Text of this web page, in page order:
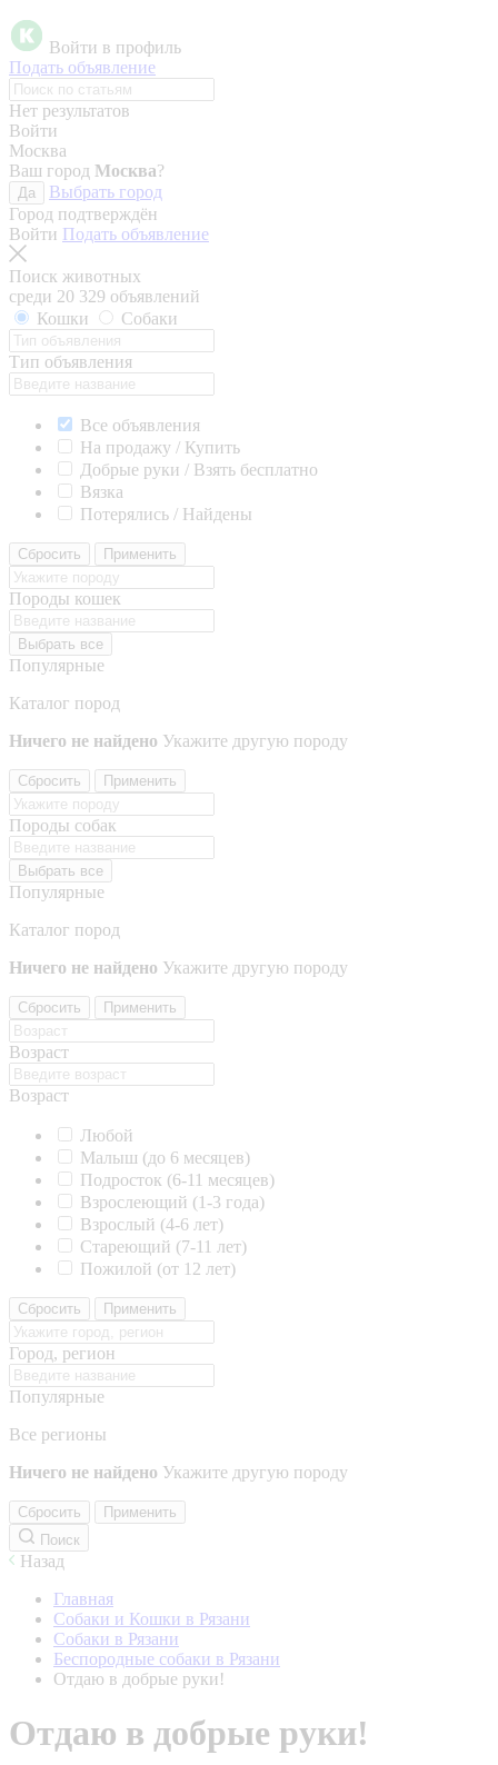
Войти в профиль
Подать объявление
Нет результатов
Войти
Москва
Ваш город Москва?
Да
Выбрать город
Город подтверждён
Войти Подать объявление
Поиск животных
среди 20 329 объявлений
Кошки
Собаки
Тип объявления
Все объявления
На продажу / Купить
Добрые руки / Взять бесплатно
Вязка
Потерялись / Найдены
Сбросить Применить
Породы кошек
Выбрать все
Популярные
Каталог пород
Ничего не найдено Укажите другую породу
Сбросить Применить
Породы собак
Выбрать все
Популярные
Каталог пород
Ничего не найдено Укажите другую породу
Сбросить Применить
Возраст
Возраст
Любой
Малыш (до 6 месяцев)
Подросток (6-11 месяцев)
Взрослеющий (1-3 года)
Взрослый (4-6 лет)
Стареющий (7-11 лет)
Пожилой (от 12 лет)
Сбросить Применить
Город, регион
Популярные
Все регионы
Ничего не найдено Укажите другую породу
Сбросить
Применить
Поиск
Назад
Главная
Собаки и Кошки в Рязани
Собаки в Рязани
Беспородные собаки в Рязани
Отдаю в добрые руки!
Отдаю в добрые руки!